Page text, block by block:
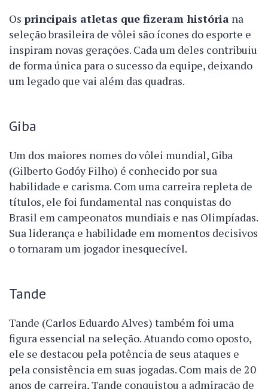
Os principais atletas que fizeram história na
seleção brasileira de vôlei são ícones do esporte e
inspiram novas gerações. Cada um deles contribuiu
de forma única para o sucesso da equipe, deixando
um legado que vai além das quadras.
Giba
Um dos maiores nomes do vôlei mundial, Giba
(Gilberto Godóy Filho) é conhecido por sua
habilidade e carisma. Com uma carreira repleta de
títulos, ele foi fundamental nas conquistas do
Brasil em campeonatos mundiais e nas Olimpíadas.
Sua liderança e habilidade em momentos decisivos
o tornaram um jogador inesquecível.
Tande
Tande (Carlos Eduardo Alves) também foi uma
figura essencial na seleção. Atuando como oposto,
ele se destacou pela potência de seus ataques e
pela consistência em suas jogadas. Com mais de 20
anos de carreira, Tande conquistou a admiração de